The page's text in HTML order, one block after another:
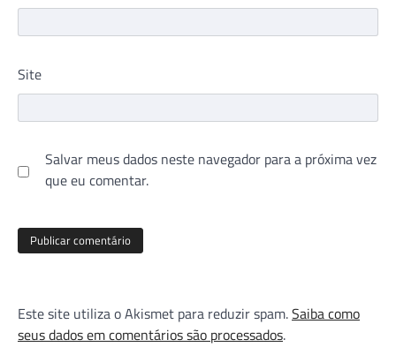
Site
Salvar meus dados neste navegador para a próxima vez
que eu comentar.
Este site utiliza o Akismet para reduzir spam.Saiba como
seus dados em comentários são processados.